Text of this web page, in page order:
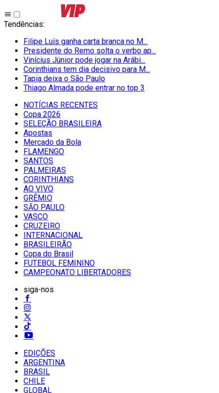
Tendências:
Filipe Luís ganha carta branca no M...
Presidente do Remo solta o verbo ap...
Vinícius Júnior pode jogar na Arábi...
Corinthians tem dia decisivo para M...
Tapia deixa o São Paulo
Thiago Almada pode entrar no top 3
NOTÍCIAS RECENTES
Copa 2026
SELEÇÃO BRASILEIRA
Apostas
Mercado da Bola
FLAMENGO
SANTOS
PALMEIRAS
CORINTHIANS
AO VIVO
GRÊMIO
SĀO PAULO
VASCO
CRUZEIRO
INTERNACIONAL
BRASILEIRÃO
Copa do Brasil
FUTEBOL FEMININO
CAMPEONATO LIBERTADORES
siga-nos
EDIÇÕES
ARGENTINA
BRASIL
CHILE
GLOBAL